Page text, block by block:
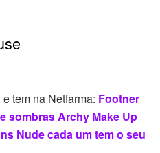
tem na Netfarma: Footner
sombras Archy Make Up
Nude cada um tem o seu